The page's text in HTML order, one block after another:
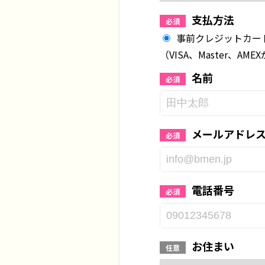
必須 支払方法
事前クレジットカ
（VISA、Master、
必須 名前
必須 メールアドレ
必須 電話番号
任意 お住まい